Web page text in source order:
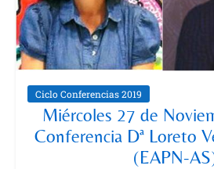
Ciclo Conferencias 2019
Miércoles 27 de
Conferencia Dª Loreto
(EAPN-